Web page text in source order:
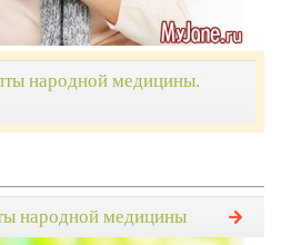
народной медицины.
народной медицины